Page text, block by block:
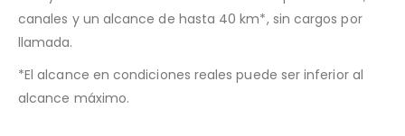
canales y un alcance de hasta 40 km*, sin cargos por
llamada.
*El alcance en condiciones reales puede ser inferior al
alcance máximo.